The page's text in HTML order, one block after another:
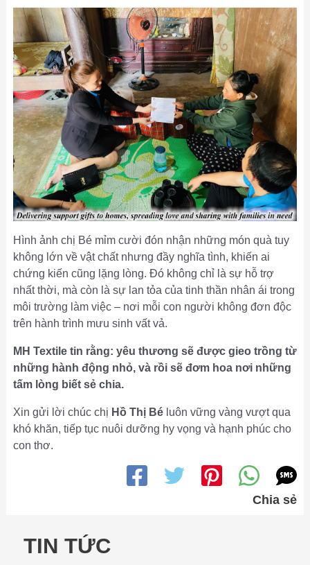
Hình ảnh chị Bé mỉm cười đón nhận những món quà tuy
không lớn về vật chất nhưng đầy nghĩa tình, khiến ai
chứng kiến cũng lặng lòng. Đó không chỉ là sự hỗ trợ
nhất thời, mà còn là sự lan tỏa của tinh thần nhân ái trong
môi trường làm việc – nơi mỗi con người không đơn độc
trên hành trình mưu sinh vất vả.
MH Textile tin rằng: yêu thương sẽ được gieo trồng từ
những hành động nhỏ, và rồi sẽ đơm hoa nơi những
tấm lòng biết sẻ chia.
Xin gửi lời chúc chị Hồ Thị Béluôn vững vàng vượt qua
khó khăn, tiếp tục nuôi dưỡng hy vọng và hạnh phúc cho
con thơ.
Chia sẻ
TIN TỨC